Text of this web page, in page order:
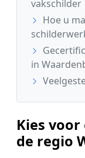
vakschilder
Hoe u
in
Kies
de regio